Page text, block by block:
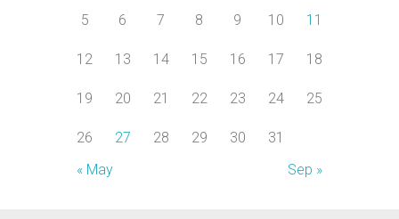
5 6 7 8 9 10 11
12 13 14 15 16 17 18
19 20 21 22 23 24 25
26 27 28 29 30
31
« May
Sep »